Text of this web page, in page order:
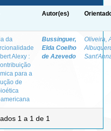
Autor(es)
da
Alexy :
para a
de
Bussinguer,
Elda Coelho
de Azevedo
Oliveira,
1 a 1 de 1